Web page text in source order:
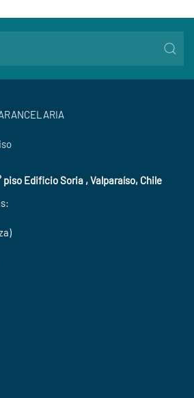
piso Edificio Soria , Valparaíso, Chile